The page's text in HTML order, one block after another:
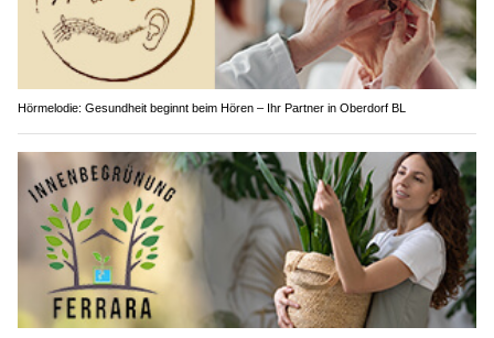
Hörmelodie: Gesundheit beginnt beim Hören – Ihr Partner in Oberdorf BL